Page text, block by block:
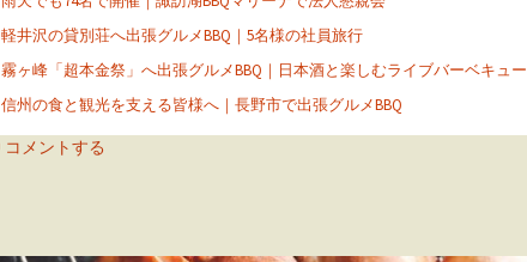
軽井沢の貸別荘へ出張グルメBBQ｜5名様の社員旅行
霧ヶ峰「超本金祭」へ出張グルメBBQ｜日本酒と楽しむライブバーベキュー
信州の食と観光を支える皆様へ｜長野市で出張グルメBBQ
コメントする